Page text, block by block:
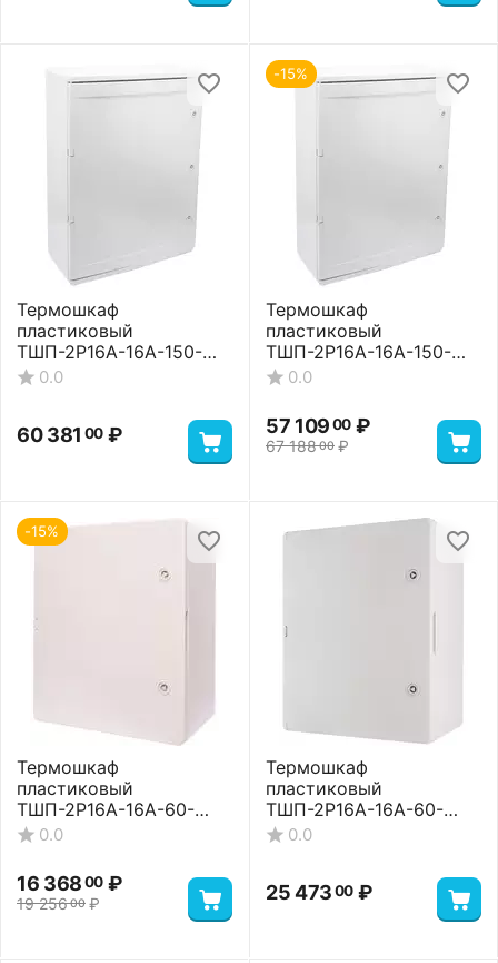
Термошкаф
пластиковый
ТШП-2P16A-16A-150-
806026 Premium
0.0
60 381 00 ₽
-15%
Термошкаф
пластиковый
ТШП-2P16A-16A-150-
806026 Standart
0.0
67 18800 ₽
57 10900 ₽
-15%
Термошкаф
пластиковый
ТШП-2P16A-16A-60-
352515 Basic
0.0
19 25600 ₽
16 36800 ₽
Термошкаф
пластиковый
ТШП-2P16A-16A-60-
352515 Premium
0.0
25 47300 ₽